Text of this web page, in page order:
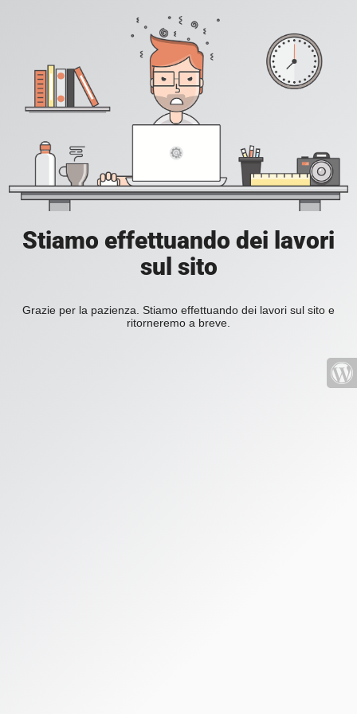
Stiamo effettuando dei lavori
sul sito
Grazie per la pazienza. Stiamo effettuando dei lavori sul sito e
ritorneremo a breve.